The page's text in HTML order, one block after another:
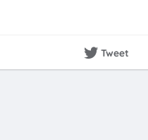
Tweet